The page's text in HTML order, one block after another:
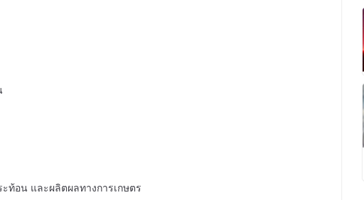
ท้อน และผลิตผลทางการเกษตร